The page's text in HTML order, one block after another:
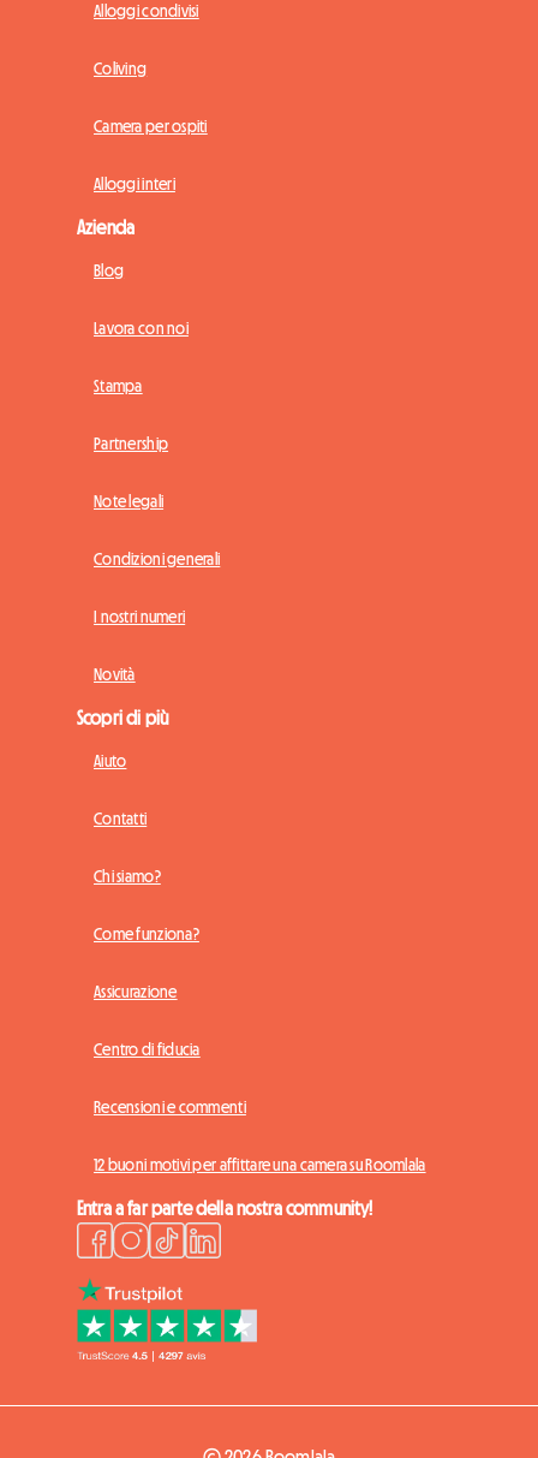
Alloggi condivisi
Coliving
Camera per ospiti
Alloggi interi
Azienda
Blog
Lavora con noi
Stampa
Partnership
Note legali
Condizioni generali
I nostri numeri
Novità
Scopri di più
Aiuto
Contatti
Chi siamo?
Come funziona?
Assicurazione
Centro di fiducia
Recensioni e commenti
12 buoni motivi per affittare una camera su Roomlala
Entra a far parte della nostra community!